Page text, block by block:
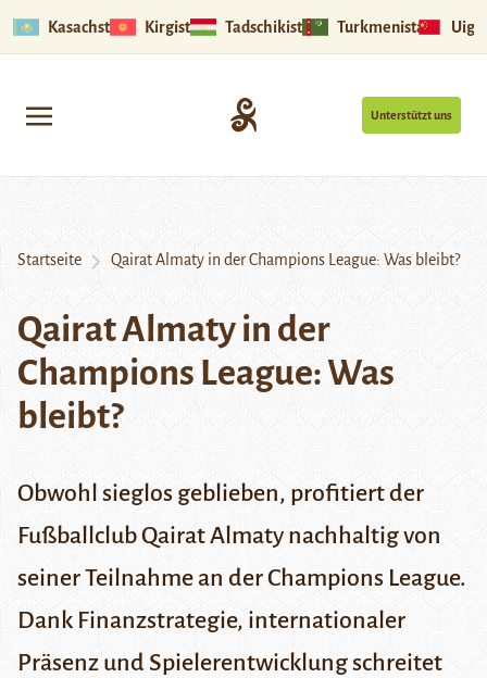
Kasachstan Kirgistan Tadschikistan Turkmenistan
Unterstützt uns
Startseite Qairat Almaty in der Champions League: Was bleibt?
Qairat Almaty in der
Champions League: Was
bleibt?
Obwohl sieglos geblieben, profitiert der
Fußballclub Qairat Almaty nachhaltig von
seiner Teilnahme an der Champions League.
Dank Finanzstrategie, internationaler
Präsenz und Spielerentwicklung schreitet